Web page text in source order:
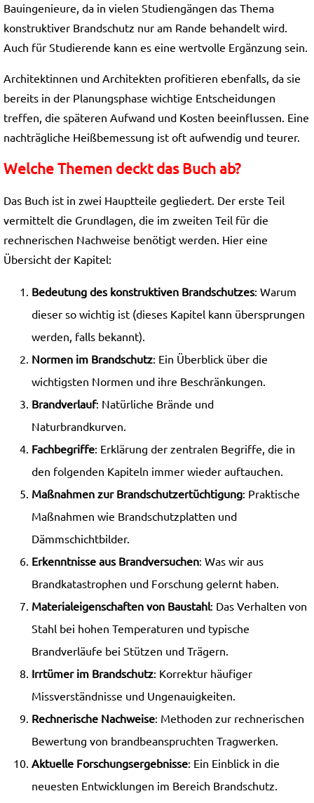
Bauingenieure, da in vielen Studiengängen das Thema
konstruktiver Brandschutz nur am Rande behandelt wird.
Auch für Studierende kann es eine wertvolle Ergänzung sein.
Architektinnen und Architekten profitieren ebenfalls, da sie
bereits in der Planungsphase wichtige Entscheidungen
treffen, die späteren Aufwand und Kosten beeinflussen. Eine
nachträgliche Heißbemessung ist oft aufwendig und teurer.
Welche Themen deckt das Buch ab?
Das Buch ist in zwei Hauptteile gegliedert. Der erste Teil
vermittelt die Grundlagen, die im zweiten Teil für die
rechnerischen Nachweise benötigt werden. Hier eine
Übersicht der Kapitel:
Bedeutung des konstruktiven Brandschutzes: Warum
dieser so wichtig ist (dieses Kapitel kann übersprungen
werden, falls bekannt).
Normen im Brandschutz: Ein Überblick über die
wichtigsten Normen und ihre Beschränkungen.
Brandverlauf: Natürliche Brände und
Naturbrandkurven.
Fachbegriffe: Erklärung der zentralen Begriffe, die in
den folgenden Kapiteln immer wieder auftauchen.
Maßnahmen zur Brandschutzertüchtigung: Praktische
Maßnahmen wie Brandschutzplatten und
Dämmschichtbilder.
Erkenntnisse aus Brandversuchen: Was wir aus
Brandkatastrophen und Forschung gelernt haben.
Materialeigenschaften von Baustahl: Das Verhalten von
Stahl bei hohen Temperaturen und typische
Brandverläufe bei Stützen und Trägern.
Irrtümer im Brandschutz: Korrektur häufiger
Missverständnisse und Ungenauigkeiten.
Rechnerische Nachweise: Methoden zur rechnerischen
Bewertung von brandbeanspruchten Tragwerken.
Aktuelle Forschungsergebnisse: Ein Einblick in die
neuesten Entwicklungen im Bereich Brandschutz.